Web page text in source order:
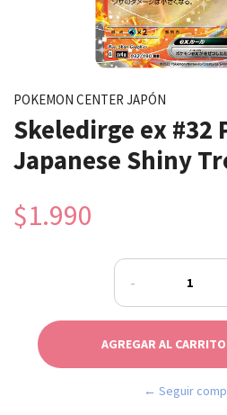
POKEMON CENTER JAPÓN
Skeledirge ex #32
Japanese Shiny
$1.990
-
← Seguir